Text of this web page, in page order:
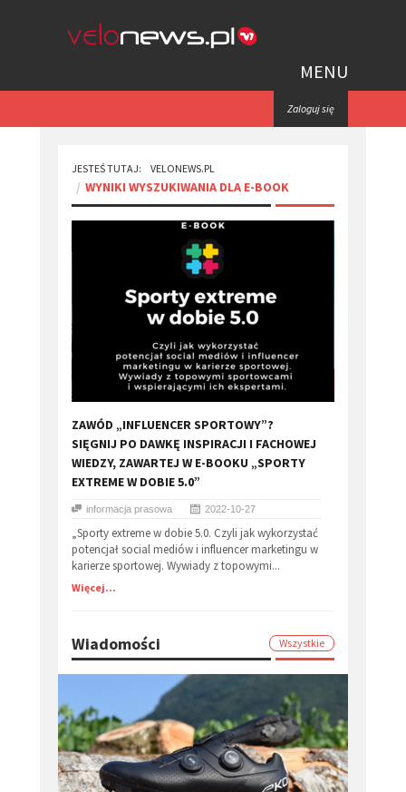
MENU
Zaloguj się
JESTEŚ TUTAJ: VELONEWS.PL
WYNIKI WYSZUKIWANIA DLA E-BOOK
ZAWÓD „INFLUENCER SPORTOWY”?
SIĘGNIJ PO DAWKĘ INSPIRACJI I FACHOWEJ
WIEDZY, ZAWARTEJ W E-BOOKU „SPORTY
EXTREME W DOBIE 5.0”
informacja prasowa 2022-10-27
„Sporty extreme w dobie 5.0. Czyli jak wykorzystać
potencjał social mediów i influencer marketingu w
karierze sportowej. Wywiady z topowymi...
Więcej...
Wiadomości Wszystkie